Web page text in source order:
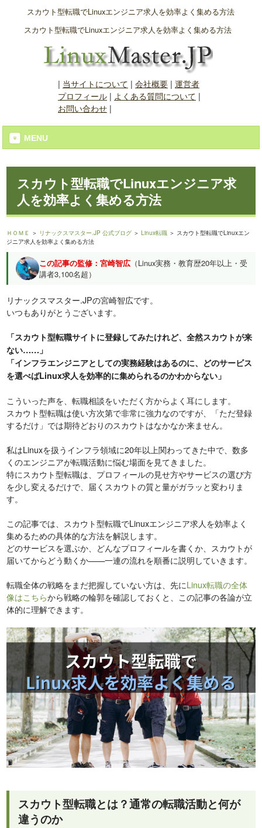
スカウト型転職でLinuxエンジニア求人を効率よく集める方法
スカウト型転職でLinuxエンジニア求人を効率よく集める方法
| 当サイトについて | 会社概要| 運営者
プロフィール| よくある質問について |
お問い合わせ|
MENU
スカウト型転職でLinuxエンジニア求
人を効率よく集める方法
ＨＯＭＥ ＞ リナックスマスター.JP 公式ブログ ＞Linux転職 ＞ スカウト型転職でLinuxエン
ジニア求人を効率よく集める方法
この記事の監修：宮崎智広 （Linux実務・教育歴20年以上・受
講者3,100名超）
リナックスマスター.JPの宮崎智広です。
いつもありがとうございます。
「スカウト型転職サイトに登録してみたけれど、全然スカウトが来
ない……」
「インフラエンジニアとしての実務経験はあるのに、どのサービス
を選べばLinux求人を効率的に集められるのかわからない」
こういった声を、転職相談をいただく方からよく耳にします。
スカウト型転職は使い方次第で非常に強力なのですが、「ただ登録
するだけ」では期待どおりのスカウトはなかなか来ません。
私はLinuxを扱うインフラ領域に20年以上関わってきた中で、数多
くのエンジニアが転職活動に悩む場面を見てきました。
特にスカウト型転職は、プロフィールの見せ方やサービスの選び方
を少し変えるだけで、届くスカウトの質と量がガラッと変わりま
す。
この記事では、スカウト型転職でLinuxエンジニア求人を効率よく
集めるための具体的な方法を解説します。
どのサービスを選ぶか、どんなプロフィールを書くか、スカウトが
届いてからどう動くか——一連の流れを順番に説明していきます。
転職全体の戦略をまだ把握していない方は、先にLinux転職の全体
像はこちらから戦略の輪郭を確認しておくと、この記事の各論が立
体的に理解できます。
スカウト型転職とは？通常の転職活動と何が
違うのか